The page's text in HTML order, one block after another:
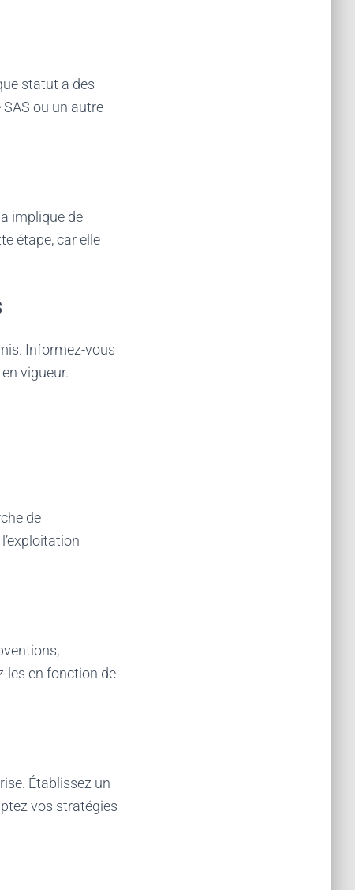
statut a des
ou un autre
implique de
étape, car elle
Informez-vous
vigueur.
de
les en fonction de
Établissez un
vos stratégies